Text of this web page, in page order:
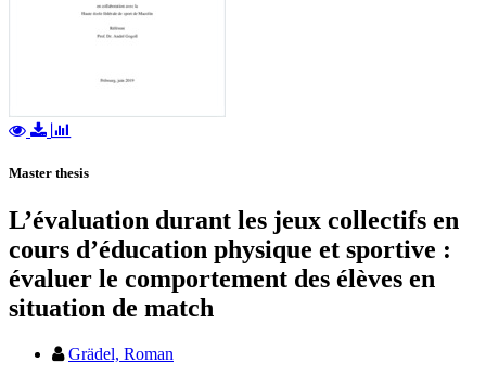
Master thesis
L’évaluation durant les jeux collectifs en
cours d’éducation physique et sportive :
évaluer le comportement des élèves en
situation de match
Grädel, Roman